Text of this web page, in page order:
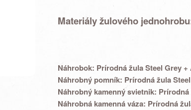
Materiály žulového
Náhrobok: Prírodná žula Steel Grey
Náhrobný pomník: Prírodná žula
Náhrobný kamenný svietnik:
Náhrobná kamenná váza: Prírodná